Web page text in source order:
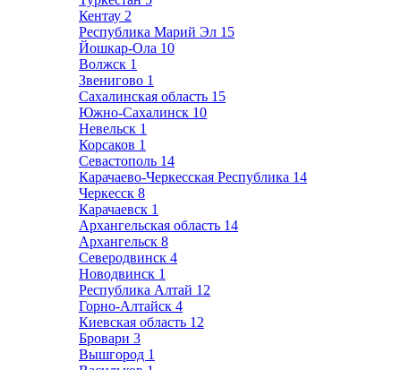
Кентау 2
Республика Марий Эл 15
Йошкар-Ола 10
Волжск 1
Звенигово 1
Сахалинская область 15
Южно-Сахалинск 10
Невельск 1
Корсаков 1
Севастополь 14
Карачаево-Черкесская Республика 14
Черкесск 8
Карачаевск 1
Архангельская область 14
Архангельск 8
Северодвинск 4
Новодвинск 1
Республика Алтай 12
Горно-Алтайск 4
Киевская область 12
Бровари 3
Вышгород 1